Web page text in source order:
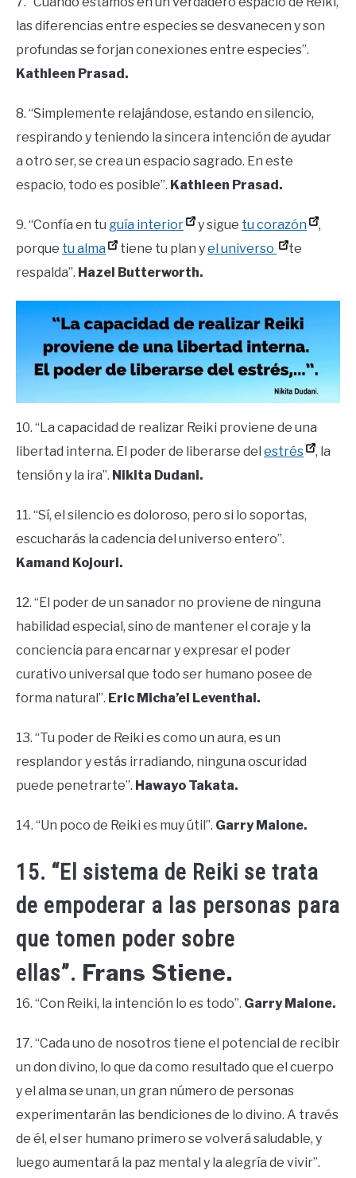
las diferencias entre especies se desvanecen y son
profundas se forjan conexiones entre especies”.
Kathleen Prasad.
8. “Simplemente relajándose, estando en silencio,
respirando y teniendo la sincera intención de ayudar
a otro ser, se crea un espacio sagrado. En este
espacio, todo es posible”. Kathleen Prasad.
9. “Confía en tu guía interior y sigue tu corazón
,
porque tu alma tiene tu plan yel universo
te
respalda”. Hazel Butterworth.
10. “La capacidad de realizar Reiki proviene de una
libertad interna. El poder de liberarse del estrés
, la
tensión y la ira”. Nikita Dudani.
11. “Sí, el silencio es doloroso, pero si lo soportas,
escucharás la cadencia del universo entero”.
Kamand Kojouri.
12. “El poder de un sanador no proviene de ninguna
habilidad especial, sino de mantener el coraje y la
conciencia para encarnar y expresar el poder
curativo universal que todo ser humano posee de
forma natural”. Eric Micha’el Leventhal.
13. “Tu poder de Reiki es como un aura, es un
resplandor y estás irradiando, ninguna oscuridad
puede penetrarte”. Hawayo Takata.
14. “Un poco de Reiki es muy útil”. Garry Malone.
15. “El sistema de Reiki se trata
de empoderar a las personas para
que tomen poder sobre
ellas”. Frans Stiene.
16. “Con Reiki, la intención lo es todo”. Garry Malone.
17. “Cada uno de nosotros tiene el potencial de recibir
un don divino, lo que da como resultado que el cuerpo
y el alma se unan, un gran número de personas
experimentarán las bendiciones de lo divino. A través
de él, el ser humano primero se volverá saludable, y
luego aumentará la paz mental y la alegría de vivir”.